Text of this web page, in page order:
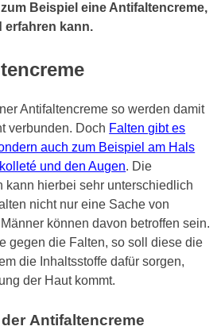
Beispiel eine Antifaltencreme,
erfahren kann.
Antifaltencreme so werden damit
verbunden. Doch Falten gibt es
auch zum Beispiel am Hals
und den Augen. Die
kann hierbei sehr unterschiedlich
nicht nur eine Sache von
können davon betroffen sein.
gegen die Falten, so soll diese die
die Inhaltsstoffe dafür sorgen,
der Haut kommt.
Antifaltencreme